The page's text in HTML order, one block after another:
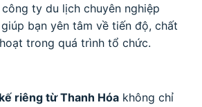
ty du lịch chuyên nghiệp
giúp bạn yên tâm về tiến độ, chất
trong quá trình tổ chức.
riêng từ Thanh Hóa không chỉ